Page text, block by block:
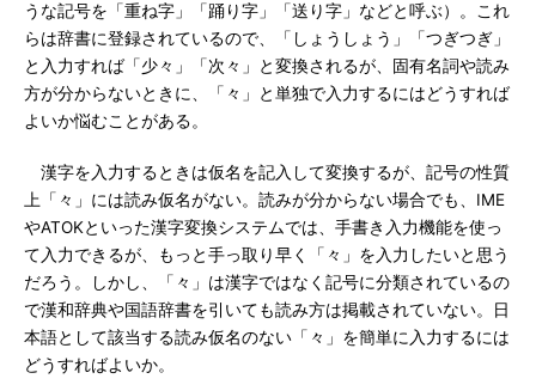
うな記号を「重ね字」「踊り字」「送り字」などと呼ぶ）。これ
らは辞書に登録されているので、「しょうしょう」「つぎつぎ」
と入力すれば「少々」「次々」と変換されるが、固有名詞や読み
方が分からないときに、「々」と単独で入力するにはどうすれば
よいか悩むことがある。
漢字を入力するときは仮名を記入して変換するが、記号の性質
上「々」には読み仮名がない。読みが分からない場合でも、IME
やATOKといった漢字変換システムでは、手書き入力機能を使っ
て入力できるが、もっと手っ取り早く「々」を入力したいと思う
だろう。しかし、「々」は漢字ではなく記号に分類されているの
で漢和辞典や国語辞書を引いても読み方は掲載されていない。日
本語として該当する読み仮名のない「々」を簡単に入力するには
どうすればよいか。